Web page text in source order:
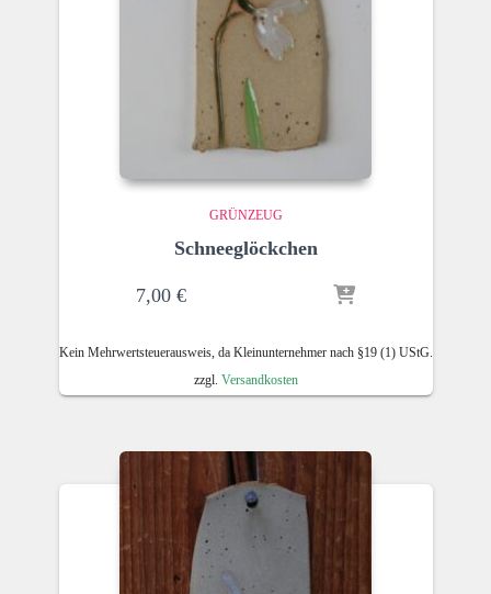
GRÜNZEUG
Schneeglöckchen
7,00 €
Kein Mehrwertsteuerausweis, da Kleinunternehmer nach §19 (1) UStG.
zzgl. Versandkosten